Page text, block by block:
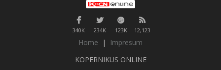
340K 234K 123K 12,123
Home |
Impresum
KOPERNIKUS ONLINE